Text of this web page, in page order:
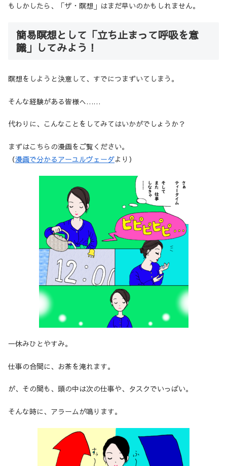
もしかしたら、「ザ・瞑想」はまだ早いのかもしれません。
簡易瞑想として「立ち止まって呼吸を意
識」してみよう！
瞑想をしようと決意して、すでにつまずいてしまう。
そんな経験がある皆様へ……
代わりに、こんなことをしてみてはいかがでしょうか？
まずはこちらの漫画をご覧ください。
（漫画で分かるアーユルヴェーダより）
一休みひとやすみ。
仕事の合間に、お茶を淹れます。
が、その間も、頭の中は次の仕事や、タスクでいっぱい。
そんな時に、アラームが鳴ります。